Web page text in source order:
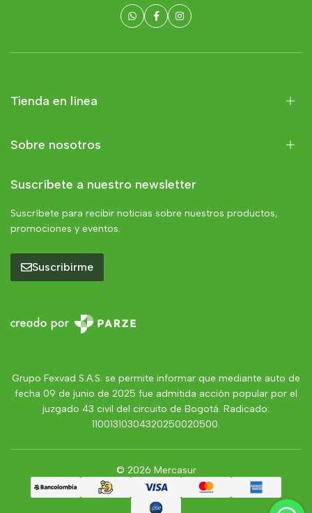
Tienda en línea
Sobre nosotros
Suscríbete a nuestro newsletter
Suscríbete para recibir noticias sobre nuestros productos,
promociones y eventos.
Suscribirme
Grupo Fexvad S.A.S. se permite informar que mediante auto de
fecha 09 de junio de 2025 fue admitida acción popular por el
juzgado 43 civil del circuito de Bogotá. Radicado:
11001310304320250020500.
© 2026 Mercasur